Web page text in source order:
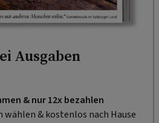
Ausgaben
& nur 12x bezahlen
& kostenlos nach Hause